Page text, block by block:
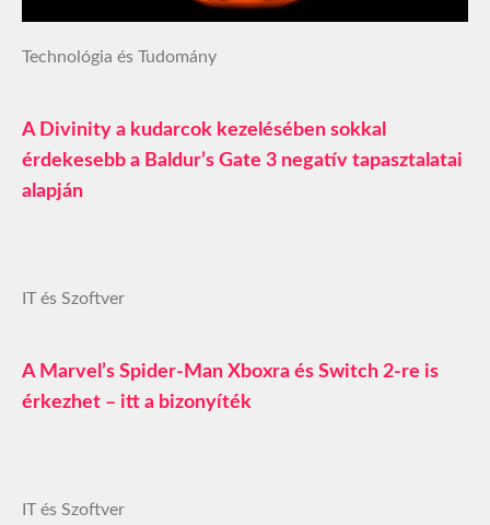
Technológia és Tudomány
A Divinity a kudarcok kezelésében sokkal
érdekesebb a Baldur’s Gate 3 negatív tapasztalatai
alapján
IT és Szoftver
A Marvel’s Spider-Man Xboxra és Switch 2-re is
érkezhet – itt a bizonyíték
IT és Szoftver